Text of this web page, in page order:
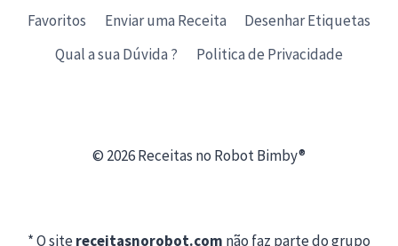
Favoritos Enviar uma Receita
Desenhar Etiquetas
Qual a sua Dúvida ?
Politica de Privacidade
© 2026 Receitas no Robot Bimby®
* O sitereceitasnorobot.com não faz parte do grupo